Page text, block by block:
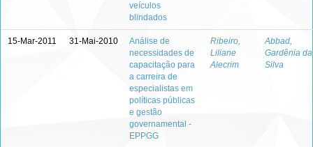
veículos
blindados
15-Mar-2011 31-Mai-2010
Análise de
necessidades de
capacitação para
a carreira de
especialistas em
políticas públicas
e gestão
governamental -
EPPGG
Ribeiro,
Liliane
Alecrim
Abbad,
Gardênia da
Silva